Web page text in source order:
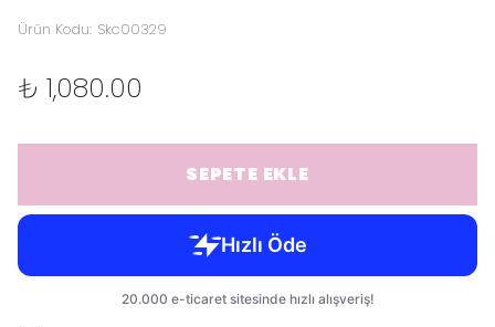
Ürün Kodu: Skc00329
₺ 1,080.00
SEPETE EKLE